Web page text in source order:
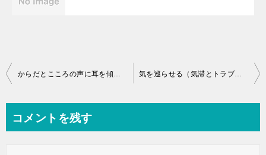
投
ビ
からだとこころの声に耳を傾けよう 気を巡らせる（気滞とトラブル）
コメントを残す